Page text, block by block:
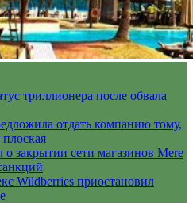
триллионера после обвала
отдать компанию тому,
закрытии сети магазинов Mere
Wildberries приостановил